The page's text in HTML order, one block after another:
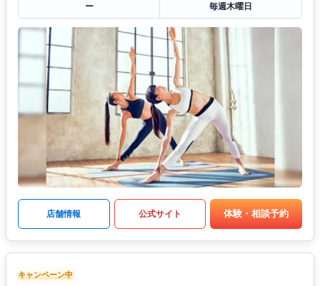
ー
毎週木曜日
店舗情報 公式サイト 体験・相談予約
キャンペーン中